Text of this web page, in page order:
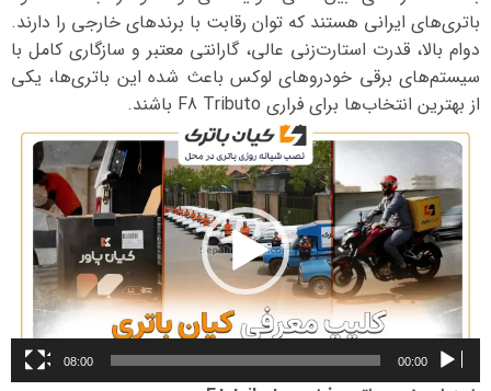
باتری‌های ایرانی هستند که توان رقابت با برندهای خارجی را دارند.
دوام بالا، قدرت استارت‌زنی عالی، گارانتی معتبر و سازگاری کامل با
سیستم‌های برقی خودروهای لوکس باعث شده این باتری‌ها، یکی
از بهترین انتخاب‌ها برای فراری F8 Tributo باشند.
نمایشگر
ویدیو
00:00
08:00